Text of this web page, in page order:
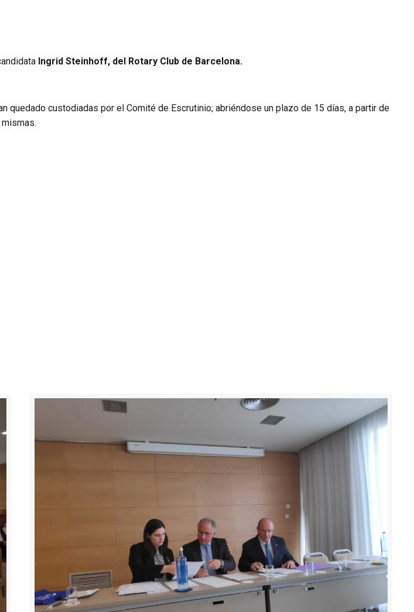
Ingrid Steinhoff, del Rotary Club de Barcelona.
custodiadas por el Comité de Escrutinio; abriéndose un plazo de 15 días, a partir de